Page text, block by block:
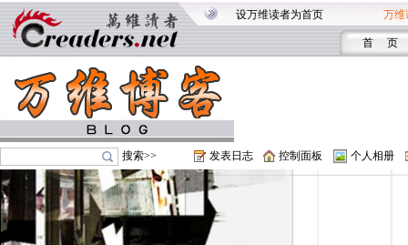
设万维读者为首页 万维
首 页
搜索>> 发表日志 控制面板 个人相册